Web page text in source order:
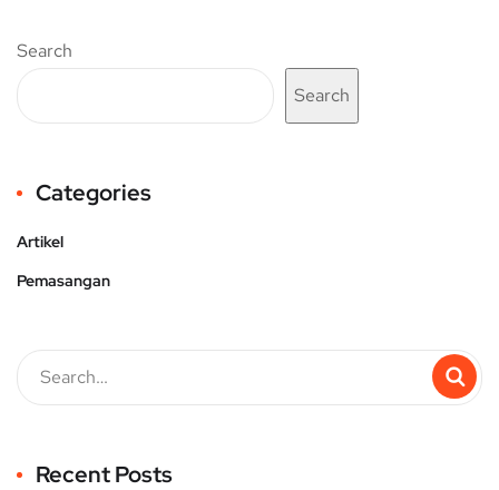
Search
Search
Categories
Artikel
Pemasangan
Recent Posts